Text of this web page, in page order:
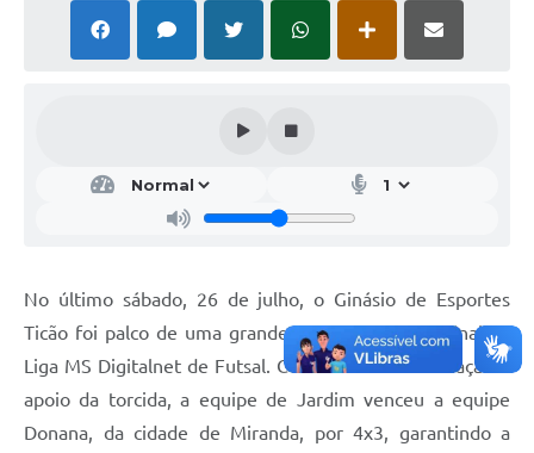
No último sábado, 26 de julho, o Ginásio de Esportes
Ticão foi palco de uma grande partida pela semifinal da
Liga MS Digitalnet de Futsal. Com muita determinação e
apoio da torcida, a equipe de Jardim venceu a equipe
Donana, da cidade de Miranda, por 4x3, garantindo a